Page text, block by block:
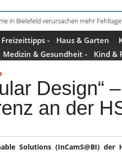
in Bielefeld verursachen mehr Fehltage
Geschenkideen im Pop-up-Store in Büren
Freizeittipps Haus & Garten
Medizin & Gesundheit Kind &
Design“ –
an der
Solutions (InCamS@BI) der